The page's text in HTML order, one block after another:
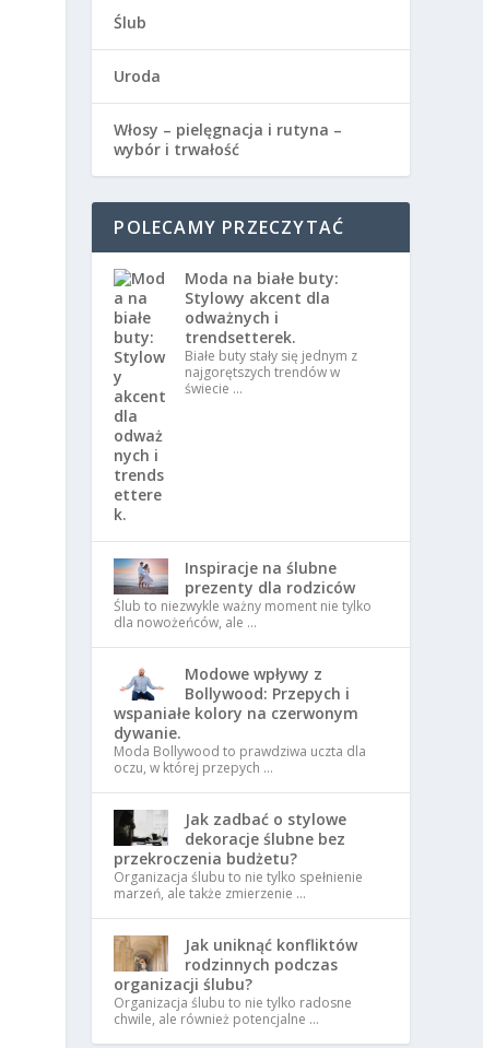
Ślub
Uroda
Włosy – pielęgnacja i rutyna –
wybór i trwałość
POLECAMY PRZECZYTAĆ
Moda na białe buty:
Stylowy akcent dla
odważnych i
trendsetterek.
Białe buty stały się jednym z
najgorętszych trendów w
świecie …
Inspiracje na ślubne
prezenty dla rodziców
Ślub to niezwykle ważny moment nie tylko
dla nowożeńców, ale …
Modowe wpływy z
Bollywood: Przepych i
wspaniałe kolory na czerwonym
dywanie.
Moda Bollywood to prawdziwa uczta dla
oczu, w której przepych …
Jak zadbać o stylowe
dekoracje ślubne bez
przekroczenia budżetu?
Organizacja ślubu to nie tylko spełnienie
marzeń, ale także zmierzenie …
Jak uniknąć konfliktów
rodzinnych podczas
organizacji ślubu?
Organizacja ślubu to nie tylko radosne
chwile, ale również potencjalne …